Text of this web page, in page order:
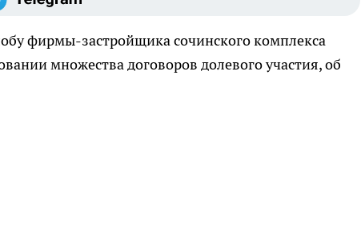
фирмы-застройщика сочинского комплекса
множества договоров долевого участия, об